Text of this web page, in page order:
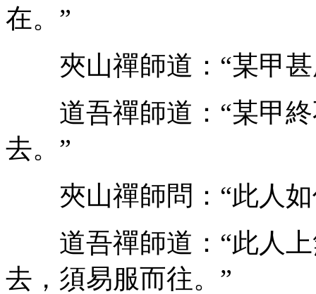
在。”
夾山禪師道：“某甲甚
道吾禪師道：“某甲終
去。”
夾山禪師問：“此人如
道吾禪師道：“此人上
去，須易服而往。”